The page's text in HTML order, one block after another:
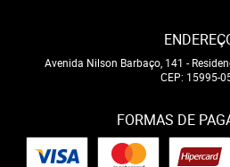
Avenida Nilson Barbaço, 141 -
CEP: 15995-
FORMAS DE